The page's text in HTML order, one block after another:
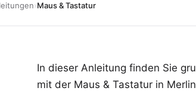
›Maus & Tastatur
In dieser Anleitung finden Sie
mit der Maus & Tastatur in